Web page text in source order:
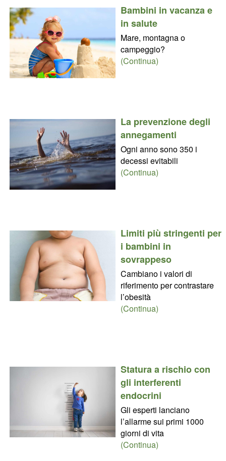
Bambini in vacanza e
in salute
Mare, montagna o
campeggio?
(Continua)
La prevenzione degli
annegamenti
Ogni anno sono 350 i
decessi evitabili
(Continua)
Limiti più stringenti per
i bambini in
sovrappeso
Cambiano i valori di
riferimento per contrastare
l’obesità
(Continua)
Statura a rischio con
gli interferenti
endocrini
Gli esperti lanciano
l’allarme sui primi 1000
giorni di vita
(Continua)